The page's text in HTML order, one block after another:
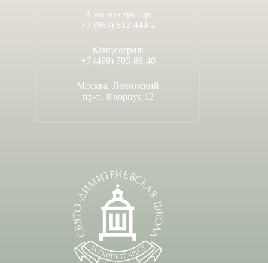
Администратор:
+7 (963) 612-444-2
Канцелярия:
+7 (499) 705-88-40
Москва, Ленинский
пр-т., 8 корпус 12